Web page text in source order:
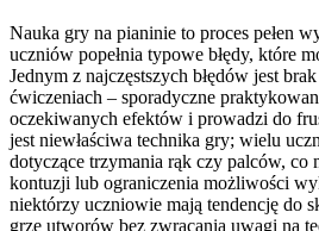
Nauka gry na pianinie to proces pełen
uczniów popełnia typowe błędy, które
Jednym z najczęstszych błędów jest
ćwiczeniach – sporadyczne
oczekiwanych efektów i prowadzi do
jest niewłaściwa technika gry; wielu
dotyczące trzymania rąk czy palców, co
kontuzji lub ograniczenia możliwości
niektórzy uczniowie mają tendencję do
grze utworów bez zwracania uwagi na